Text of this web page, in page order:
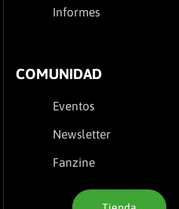
Informes
COMUNIDAD
Eventos
Newsletter
Fanzine